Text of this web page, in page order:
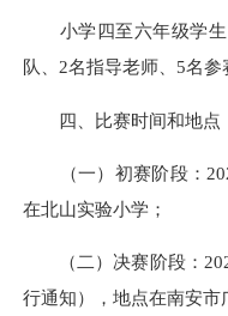
小学四至六年级学生
队、2名指导老师、5名参
四、比赛时间和地点
（一）初赛阶段：
在北山实验小学；
（二）决赛阶段：
行通知），地点在南安市